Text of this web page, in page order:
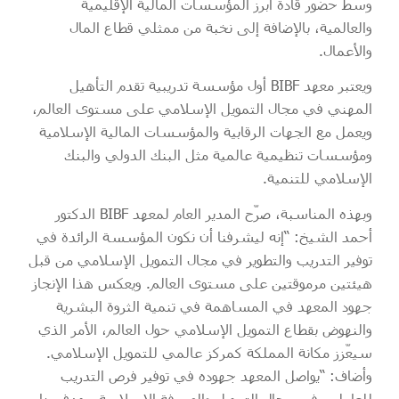
وسط حضور قادة أبرز المؤسسات المالية الإقليمية
والعالمية، بالإضافة إلى نخبة من ممثلي قطاع المال
والأعمال.
ويعتبر معهد BIBF أول مؤسسة تدريبية تقدم التأهيل
المهني في مجال التمويل الإسلامي على مستوى العالم،
ويعمل مع الجهات الرقابية والمؤسسات المالية الإسلامية
ومؤسسات تنظيمية عالمية مثل البنك الدولي والبنك
الإسلامي للتنمية.
وبهذه المناسبة، صرّح المدير العام لمعهد BIBF الدكتور
أحمد الشيخ: “إنه ليشرفنا أن نكون المؤسسة الرائدة في
توفير التدريب والتطوير في مجال التمويل الإسلامي من قبل
هيئتين مرموقتين على مستوى العالم. ويعكس هذا الإنجاز
جهود المعهد في المساهمة في تنمية الثروة البشرية
والنهوض بقطاع التمويل الإسلامي حول العالم، الأمر الذي
سيعّزز مكانة المملكة كمركز عالمي للتمويل الإسلامي.
وأضاف: “يواصل المعهد جهوده في توفير فرص التدريب